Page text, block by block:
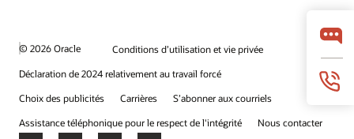
© 2026 Oracle
Conditions d’utilisation et vie privée
Déclaration de 2024 relativement au travail forcé
Choix des publicités
Carrières
S’abonner aux courriels
Assistance téléphonique pour le respect de l'intégrité
Nous contacter